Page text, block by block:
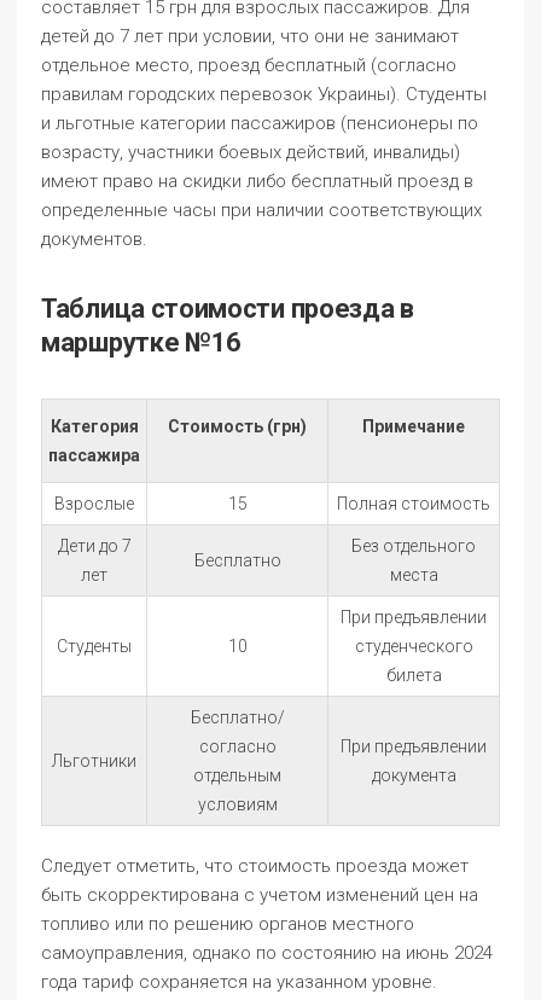
составляет 15 грн для взрослых пассажиров. Для
детей до 7 лет при условии, что они не занимают
отдельное место, проезд бесплатный (согласно
правилам городских перевозок Украины). Студенты
и льготные категории пассажиров (пенсионеры по
возрасту, участники боевых действий, инвалиды)
имеют право на скидки либо бесплатный проезд в
определенные часы при наличии соответствующих
документов.
Таблица стоимости проезда в
маршрутке №16
Категория
пассажира
Стоимость (грн) Примечание
Взрослые 15 Полная стоимость
Дети до 7
лет
Бесплатно
Без отдельного
места
Студенты 10
При предъявлении
студенческого
билета
Льготники
Бесплатно/
согласно
отдельным
условиям
При предъявлении
документа
Следует отметить, что стоимость проезда может
быть скорректирована с учетом изменений цен на
топливо или по решению органов местного
самоуправления, однако по состоянию на июнь 2024
года тариф сохраняется на указанном уровне.